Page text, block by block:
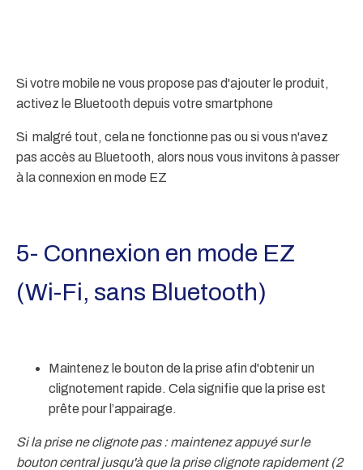
Si votre mobile ne vous propose pas d'ajouter le produit,
activez le Bluetooth depuis votre smartphone
Si malgré tout, cela ne fonctionne pas ou si vous n'avez
pas accès au Bluetooth, alors nous vous invitons à passer
à la connexion en mode EZ
5- Connexion en mode EZ
(Wi-Fi, sans Bluetooth)
Maintenez le bouton de la prise afin d'obtenir un
clignotement rapide. Cela signifie que la prise est
prête pour l’appairage.
Si la prise ne clignote pas : maintenez appuyé sur le
bouton central jusqu'à que la prise clignote rapidement (2